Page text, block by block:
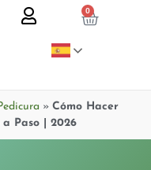
0
» Cómo Hacer
a Paso | 2026